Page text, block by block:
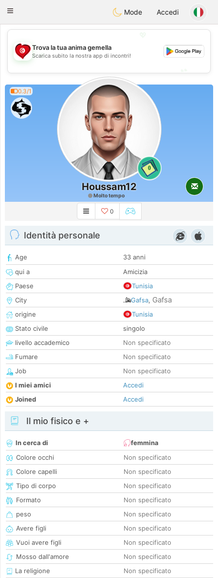
Tunisia Dating
Toggle
Mode Accedi
💖
💕
Trova la tua anima gemella
Scarica subito la nostra app di incontri!
0.3/1
0
Houssam12
Molto tempo
0
Identità personale
Age
33 anni
qui a
Amicizia
Paese
Tunisia
City
Gafsa, Gafsa
origine
Tunisia
Stato civile
singolo
livello accademico
Non specificato
Fumare
Non specificato
Job
Non specificato
I miei amici
Accedi
Joined
Accedi
Il mio fisico e +
In cerca di
femmina
Colore occhi
Non specificato
Colore capelli
Non specificato
Tipo di corpo
Non specificato
Formato
Non specificato
peso
Non specificato
Avere figli
Non specificato
Vuoi avere figli
Non specificato
Mosso dall'amore
Non specificato
La religione
Non specificato